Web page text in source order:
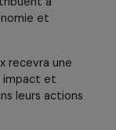
des
à
et